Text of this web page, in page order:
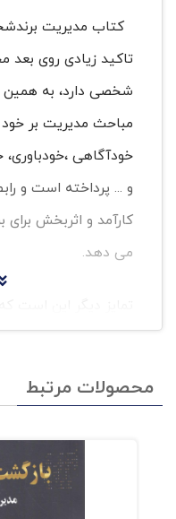
کتاب مدیریت
تاکید زیادی روی بعد
شخصی دارد، به
مباحث مدیریت بر خود
خودآگاهی
و ... پرداخته است و
کارآمد و اثربخش
می دهد.
خودم را دراین مسیر
و اموزش توصیفی
محصولات مرتبط